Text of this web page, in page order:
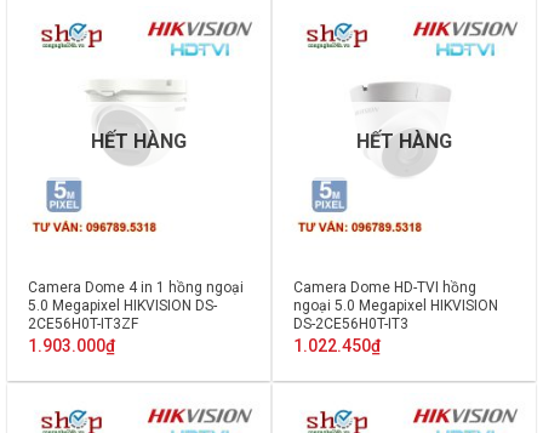
HẾT HÀNG
Camera Dome 4 in 1 hồng ngoại
5.0 Megapixel HIKVISION DS-
2CE56H0T-IT3ZF
1.903.000₫
HẾT HÀNG
Camera Dome HD-TVI hồng
ngoại 5.0 Megapixel HIKVISION
DS-2CE56H0T-IT3
1.022.450₫